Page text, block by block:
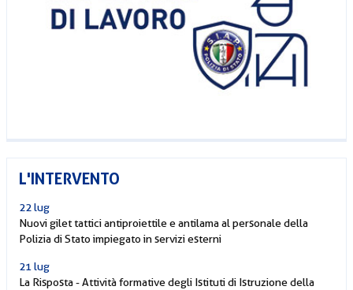
L'INTERVENTO
22 lug
Nuovi gilet tattici antiproiettile e antilama al personale della
Polizia di Stato impiegato in servizi esterni
21 lug
La Risposta - Attività formative degli Istituti di Istruzione della